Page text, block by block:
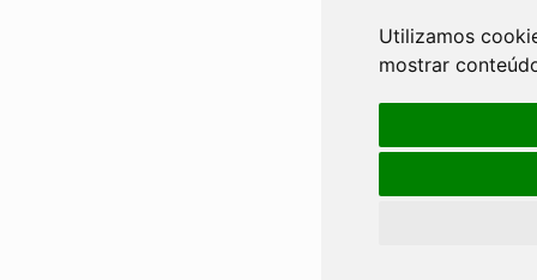
Utilizamos
mostrar